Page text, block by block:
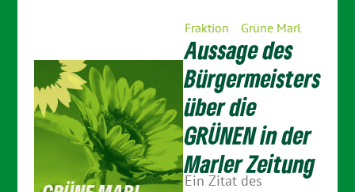
Fraktion Grüne Marl
Aussage des
Bürgermeisters
über die
GRÜNEN in der
Marler Zeitung
Ein Zitat des